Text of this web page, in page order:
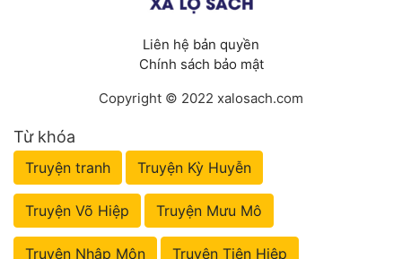
Liên hệ bản quyền
Chính sách bảo mật
Copyright © 2022 xalosach.com
Từ khóa
Truyện tranh Truyện Kỳ Huyễn
Truyện Võ Hiệp Truyện Mưu Mô
Truyện Nhập Môn Truyện Tiên Hiệp